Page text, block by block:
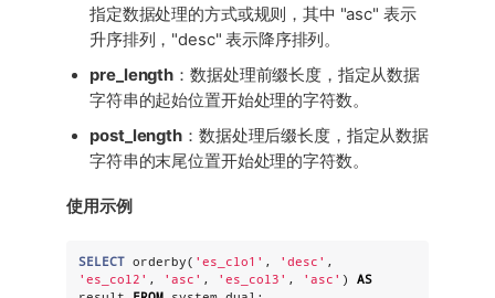
指定数据处理的方式或规则，其中 "asc" 表示
升序排列，"desc" 表示降序排列。
pre_length ：数据处理前缀长度，指定从数据
字符串的起始位置开始处理的字符数。
post_length ：数据处理后缀长度，指定从数据
字符串的末尾位置开始处理的字符数。
使用示例
SELECT orderby( 'es_clo1 ' , 'desc '
'es_col2 ' , 'asc ' , 'es_col3 ' , 'asc ' ) AS